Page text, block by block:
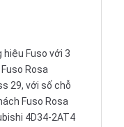
Fuso với 3
Rosa
29, với số chỗ
Fuso Rosa
4D34-2AT4